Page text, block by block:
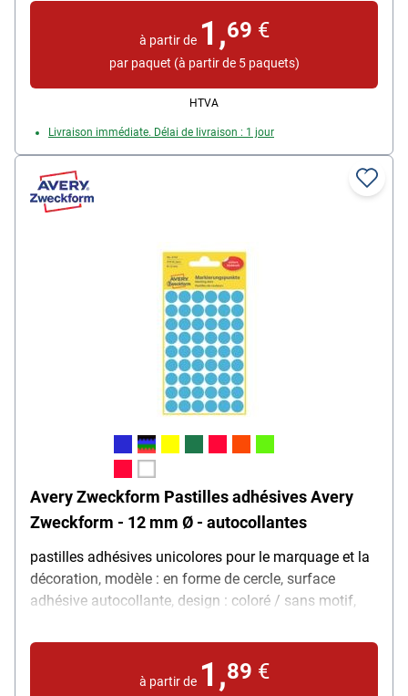
à partir de 1,69 €
par paquet (à partir de 5 paquets)
HTVA
Livraison immédiate. Délai de livraison : 1 jour
Avery Zweckform Pastilles adhésives Avery
Zweckform - 12 mm Ø - autocollantes
pastilles adhésives unicolores pour le marquage et la
décoration, modèle : en forme de cercle, surface
adhésive autocollante, design : coloré / sans motif,
diamètre (Ø) : 12 mm, livraison : 5 feuilles avec 270
à partir de 1,89 €